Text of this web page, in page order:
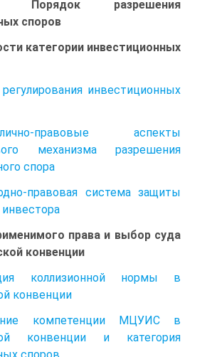
разрешения
споров
категории инвестиционных
инвестиционных
правовые аспекты
механизма разрешения
спора
правовая система защиты
инвестора
права и выбор суда
конвенции
коллизионной нормы в
конвенции
компетенции МЦУИС в
конвенции и категория